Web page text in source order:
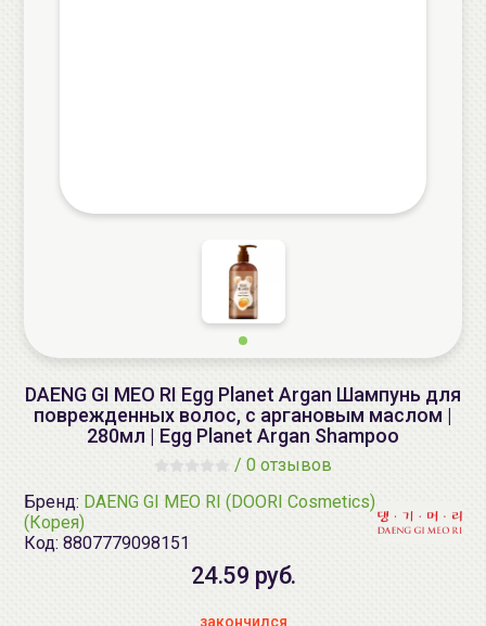
DAENG GI MEO RI Egg Planet Argan Шампунь для
поврежденных волос, с аргановым маслом |
280мл | Egg Planet Argan Shampoo
/ 0 отзывов
Бренд: DAENG GI MEO RI (DOORI Cosmetics)
(Корея)
Код: 8807779098151
24.59 руб.
закончился